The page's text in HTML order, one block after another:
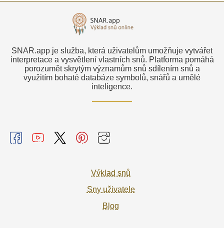
SNAR.app je služba, která uživatelům umožňuje vytvářet
interpretace a vysvětlení vlastních snů. Platforma pomáhá
porozumět skrytým významům snů sdílením snů a
využitím bohaté databáze symbolů, snářů a umělé
inteligence.
Výklad snů
Sny uživatele
Blog